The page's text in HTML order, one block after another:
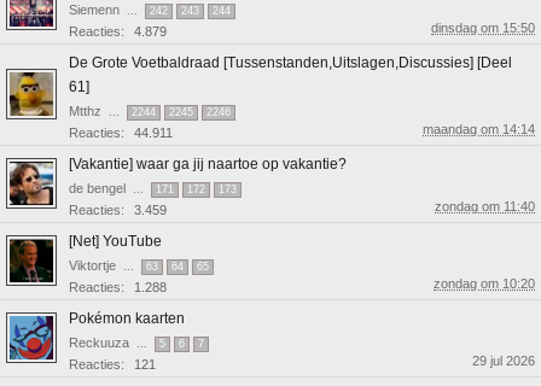
Siemenn ... 242 243 244
Reacties: 4.879 dinsdag om 15:50
De Grote Voetbaldraad [Tussenstanden,Uitslagen,Discussies] [Deel
61]
Mtthz ... 2244 2245 2246
Reacties: 44.911 maandag om 14:14
[Vakantie] waar ga jij naartoe op vakantie?
de bengel ... 171 172 173
Reacties: 3.459 zondag om 11:40
[Net] YouTube
Viktortje ... 63 64 65
Reacties: 1.288 zondag om 10:20
Pokémon kaarten
Reckuuza ... 5 6 7
Reacties: 121 29 jul 2026